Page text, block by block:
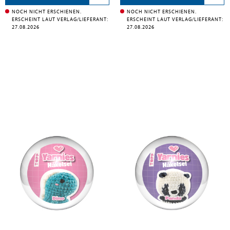
NOCH NICHT ERSCHIENEN.
ERSCHEINT LAUT VERLAG/LIEFERANT:
27.08.2026
NOCH NICHT ERSCHIENEN.
ERSCHEINT LAUT VERLAG/LIEFERANT:
27.08.2026